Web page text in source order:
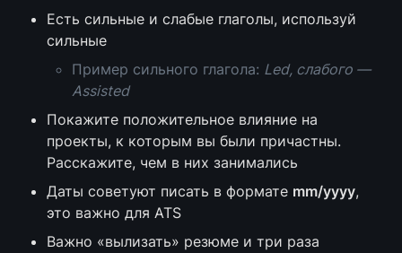
Есть сильные и слабые глаголы, используй
сильные
Пример сильного глагола: Led, слабого —
Assisted
Покажите положительное влияние на
проекты, к которым вы были причастны.
Расскажите, чем в них занимались
Даты советуют писать в формате mm/yyyy,
это важно для ATS
Важно «вылизать» резюме и три раза